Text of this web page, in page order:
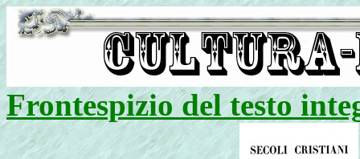
Frontespizio del testo